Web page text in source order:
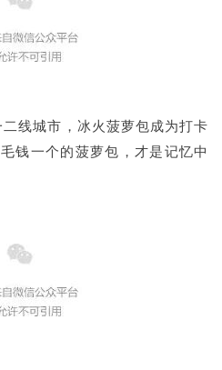
线城市，冰火菠萝包成为打卡
钱一个的菠萝包，才是记忆中